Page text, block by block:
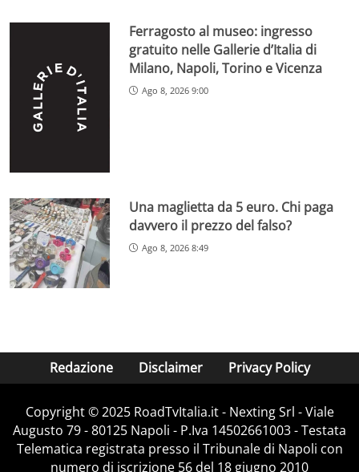
Ferragosto al museo: ingresso
gratuito nelle Gallerie d’Italia di
Milano, Napoli, Torino e Vicenza
Ago 8, 2026 9:00
Una maglietta da 5 euro. Chi paga
davvero il prezzo del falso?
Ago 8, 2026 8:49
Redazione Disclaimer Privacy Policy
Copyright ©️ 2025 RoadTvItalia.it - Nexting Srl - Viale
Augusto 79 - 80125 Napoli - P.Iva 14502661003 - Testata
Telematica registrata presso il Tribunale di Napoli con
numero di iscrizione 56 del 18 giugno 2010